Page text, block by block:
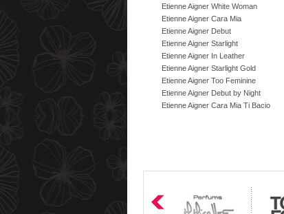
Etienne Aigner White Woman
Etienne Aigner Cara Mia
Etienne Aigner Debut
Etienne Aigner Starlight
Etienne Aigner In Leather
Etienne Aigner Starlight Gold
Etienne Aigner Too Feminine
Etienne Aigner Debut by Night
Etienne Aigner Cara Mia Ti Bacio